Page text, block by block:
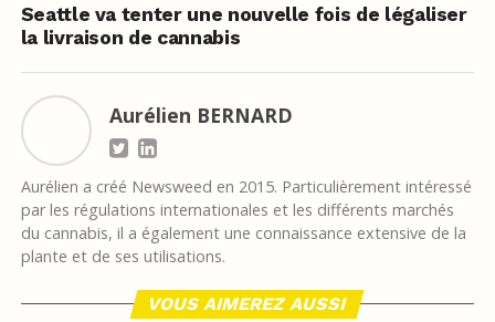
Seattle va tenter une nouvelle fois de légaliser
la livraison de cannabis
Aurélien BERNARD
Aurélien a créé Newsweed en 2015. Particulièrement intéressé
par les régulations internationales et les différents marchés
du cannabis, il a également une connaissance extensive de la
plante et de ses utilisations.
VOUS AIMEREZ AUSSI